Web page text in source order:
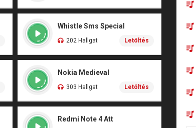
Whistle Sms Special
202 Hallgat Letöltés
Nokia Medieval
303 Hallgat Letöltés
Redmi Note 4 Att